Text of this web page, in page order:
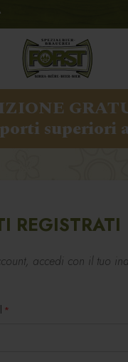
superiori
REGISTRATI
accedi con il tuo